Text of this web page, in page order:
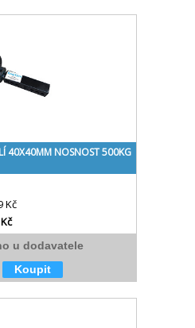
40X40MM NOSNOST 500KG
Kč
u dodavatele
Koupit